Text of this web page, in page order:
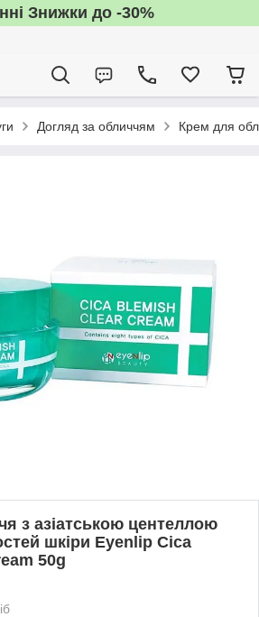
Знижки до -30%
Догляд за обличчям Крем для
з азіатською центеллою
шкіри Eyenlip Cica
50g